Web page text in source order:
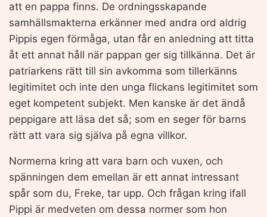
att en pappa finns. De ordningsskapande
samhällsmakterna erkänner med andra ord aldrig
Pippis egen förmåga, utan får en anledning att titta
åt ett annat håll när pappan ger sig tillkänna. Det är
patriarkens rätt till sin avkomma som tillerkänns
legitimitet och inte den unga flickans legitimitet som
eget kompetent subjekt. Men kanske är det ändå
peppigare att läsa det så; som en seger för barns
rätt att vara sig själva på egna villkor.
Normerna kring att vara barn och vuxen, och
spänningen dem emellan är ett annat intressant
spår som du, Freke, tar upp. Och frågan kring ifall
Pippi är medveten om dessa normer som hon